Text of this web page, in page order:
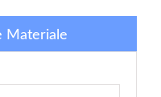
Materiale